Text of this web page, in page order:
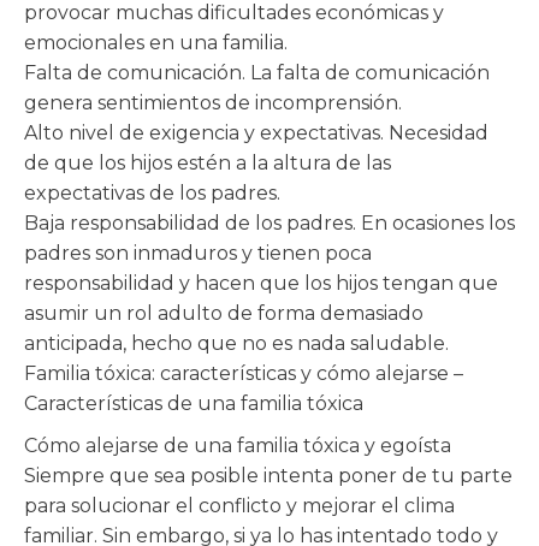
provocar muchas dificultades económicas y
emocionales en una familia.
Falta de comunicación. La falta de comunicación
genera sentimientos de incomprensión.
Alto nivel de exigencia y expectativas. Necesidad
de que los hijos estén a la altura de las
expectativas de los padres.
Baja responsabilidad de los padres. En ocasiones los
padres son inmaduros y tienen poca
responsabilidad y hacen que los hijos tengan que
asumir un rol adulto de forma demasiado
anticipada, hecho que no es nada saludable.
Familia tóxica: características y cómo alejarse –
Características de una familia tóxica
Cómo alejarse de una familia tóxica y egoísta
Siempre que sea posible intenta poner de tu parte
para solucionar el conflicto y mejorar el clima
familiar. Sin embargo, si ya lo has intentado todo y